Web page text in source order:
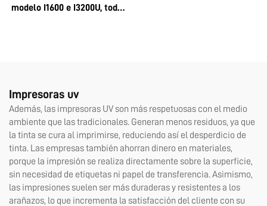
modelo I1600 e I3200U, todo
Impresoras uv
Además, las impresoras UV son más respetuosas con el medio
ambiente que las tradicionales. Generan menos residuos, ya que
la tinta se cura al imprimirse, reduciendo así el desperdicio de
tinta. Las empresas también ahorran dinero en materiales,
porque la impresión se realiza directamente sobre la superficie,
sin necesidad de etiquetas ni papel de transferencia. Asimismo,
las impresiones suelen ser más duraderas y resistentes a los
arañazos, lo que incrementa la satisfacción del cliente con su